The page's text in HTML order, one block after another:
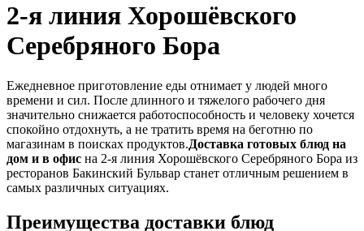
2-я линия Хорошёвского
Серебряного Бора
Ежедневное приготовление еды отнимает у людей много
времени и сил. После длинного и тяжелого рабочего дня
значительно снижается работоспособность и человеку хочется
спокойно отдохнуть, а не тратить время на беготню по
магазинам в поисках продуктов.Доставка готовых блюд на
дом и в офис на 2-я линия Хорошёвского Серебряного Бора из
ресторанов Бакинский Бульвар станет отличным решением в
самых различных ситуациях.
Преимущества доставки блюд